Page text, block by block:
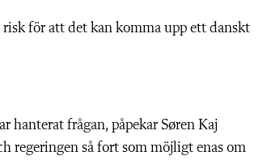
för att det kan komma upp ett danskt
hanterat frågan, påpekar Søren Kaj
regeringen så fort som möjligt enas om